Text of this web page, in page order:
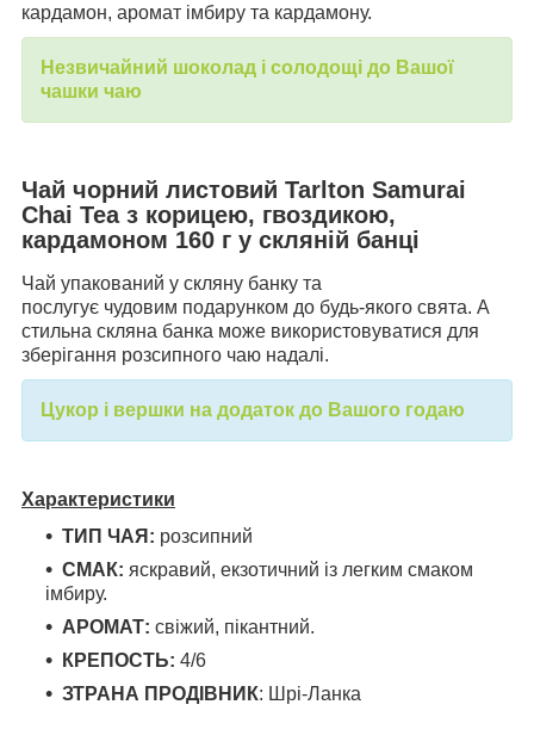
кардамон, аромат імбиру та кардамону.
Незвичайний шоколад і солодощі до Вашої
чашки чаю
Чай чорний листовий Tarlton Samurai
Chai Tea з корицею, гвоздикою,
кардамоном 160 г у скляній банці
Чай упакований у скляну банку та
послугує чудовим подарунком до будь-якого свята. А
стильна скляна банка може використовуватися для
зберігання розсипного чаю надалі.
Цукор і вершки на додаток до Вашого годаю
Характеристики
ТИП ЧАЯ: розсипний
СМАК: яскравий, екзотичний із легким смаком
імбиру.
АРОМАТ: свіжий, пікантний.
КРЕПОСТЬ: 4/6
ЗТРАНА ПРОДІВНИК: Шрі-Ланка